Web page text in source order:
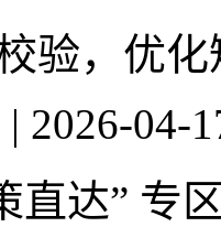
验，优
2026-04-
直达” 专